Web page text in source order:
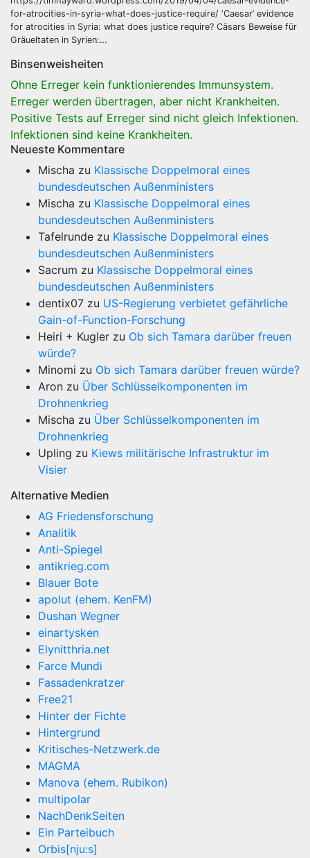
for-atrocities-in-syria-what-does-justice-require/ ‘Caesar’ evidence
for atrocities in Syria: what does justice require? Cäsars Beweise für
Gräueltaten in Syrien:…
Binsenweisheiten
Ohne Erreger kein funktionierendes Immunsystem.
Erreger werden übertragen, aber nicht Krankheiten.
Positive Tests auf Erreger sind nicht gleich Infektionen.
Infektionen sind keine Krankheiten.
Neueste Kommentare
Mischa zu Klassische Doppelmoral eines
bundesdeutschen Außenministers
Mischa zu Klassische Doppelmoral eines
bundesdeutschen Außenministers
Tafelrunde zu Klassische Doppelmoral eines
bundesdeutschen Außenministers
Sacrum zu Klassische Doppelmoral eines
bundesdeutschen Außenministers
dentix07 zu US-Regierung verbietet gefährliche
Gain-of-Function-Forschung
Heiri + Kugler zu Ob sich Tamara darüber freuen
würde?
Minomi zu Ob sich Tamara darüber freuen würde?
Aron zu Über Schlüsselkomponenten im
Drohnenkrieg
Mischa zu Über Schlüsselkomponenten im
Drohnenkrieg
Upling zu Kiews militärische Infrastruktur im
Visier
Alternative Medien
AG Friedensforschung
Analitik
Anti-Spiegel
antikrieg.com
Blauer Bote
apolut (ehem. KenFM)
Dushan Wegner
einartysken
Elynitthria.net
Farce Mundi
Fassadenkratzer
Free21
Hinter der Fichte
Hintergrund
Kritisches-Netzwerk.de
MAGMA
Manova (ehem. Rubikon)
multipolar
NachDenkSeiten
Ein Parteibuch
Orbis[nju:s]